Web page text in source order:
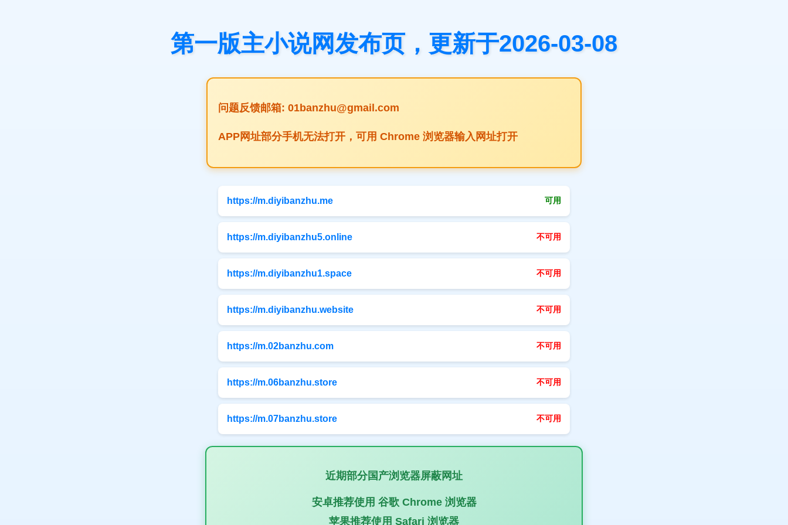
第一版主小说网发布页，更新于2026-03-08
问题反馈邮箱: 01banzhu@gmail.com
APP网址部分手机无法打开，可用 Chrome 浏览器输入网址打开
https://m.diyibanzhu.me 可用
https://m.diyibanzhu5.online 不可用
https://m.diyibanzhu1.space 不可用
https://m.diyibanzhu.website 不可用
https://m.02banzhu.com 不可用
https://m.06banzhu.store 不可用
https://m.07banzhu.store 不可用
近期部分国产浏览器屏蔽网址
安卓推荐使用 谷歌 Chrome浏览器
苹果推荐使用 Safari 浏览器